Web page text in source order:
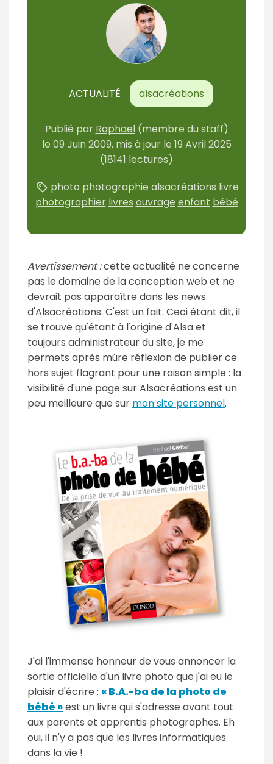
ACTUALITÉ alsacréations
Publié par Raphael (membre du staff)
le 09 Juin 2009, mis à jour le 19 Avril 2025
(18141 lectures)
photo photographie alsacréations livre
photographier livres ouvrage enfant bébé
Avertissement :cette actualité ne concerne
pas le domaine de la conception web et ne
devrait pas apparaître dans les news
d'Alsacréations. C'est un fait. Ceci étant dit, il
se trouve qu'étant à l'origine d'Alsa et
toujours administrateur du site, je me
permets après mûre réflexion de publier ce
hors sujet flagrant pour une raison simple : la
visibilité d'une page sur Alsacréations est un
peu meilleure que sur mon site personnel.
J'ai l'immense honneur de vous annoncer la
sortie officielle d'un livre photo que j'ai eu le
plaisir d'écrire : « B.A.-ba de la photo de
bébé »est un livre qui s'adresse avant tout
aux parents et apprentis photographes. Eh
oui, il n'y a pas que les livres informatiques
dans la vie !